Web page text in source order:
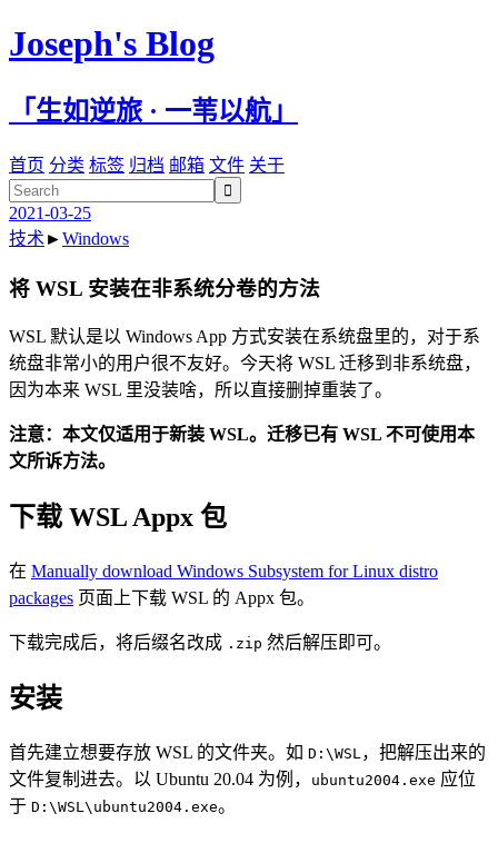
Joseph's Blog
「生如逆旅 · 一苇以航」
首页 分类 标签 归档 邮箱 文件 关于

2021-03-25
技术►Windows
将 WSL 安装在非系统分卷的方法
WSL 默认是以 Windows App 方式安装在系统盘里的，对于系
统盘非常小的用户很不友好。今天将 WSL 迁移到非系统盘，
因为本来 WSL 里没装啥，所以直接删掉重装了。
注意：本文仅适用于新装 WSL。迁移已有 WSL 不可使用本
文所诉方法。
下载 WSL Appx 包
在 Manually download Windows Subsystem for Linux distro
packages 页面上下载 WSL 的 Appx 包。
下载完成后，将后缀名改成 .zip 然后解压即可。
安装
首先建立想要存放 WSL 的文件夹。如 D:\WSL ，把解压出来的
文件复制进去。以 Ubuntu 20.04 为例，
ubuntu2004.exe 应位
于 D:\WSL\ubuntu2004.exe。